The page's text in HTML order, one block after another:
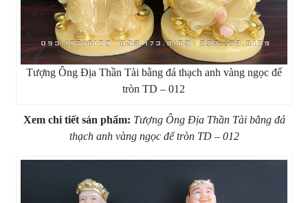
Tượng Ông Địa Thần Tài bằng đá thạch anh vàng ngọc đế
tròn TD – 012
Xem chi tiết sản phẩm: Tượng Ông Địa Thần Tài bằng đá
thạch anh vàng ngọc đế tròn TD – 012